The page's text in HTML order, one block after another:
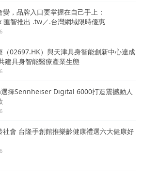
，品牌入口要掌握在自己手上：
匯智推出 .tw／.台灣網域限時優惠
（02697.HK）與天津具身智能創新中心達成
建具身智能醫療產業生態
擇Sennheiser Digital 6000打造震撼動人
社會 台隆手創館推樂齡健康禮選六大健康好